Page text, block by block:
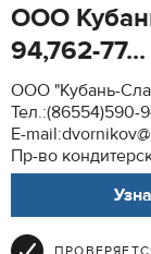
ООО
94,762-77...
ООО "Кубань-
Тел.:(86554)590-
E-
Пр-во